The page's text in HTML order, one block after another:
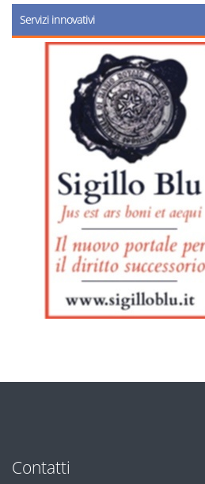
Servizi innovativi
Contatti